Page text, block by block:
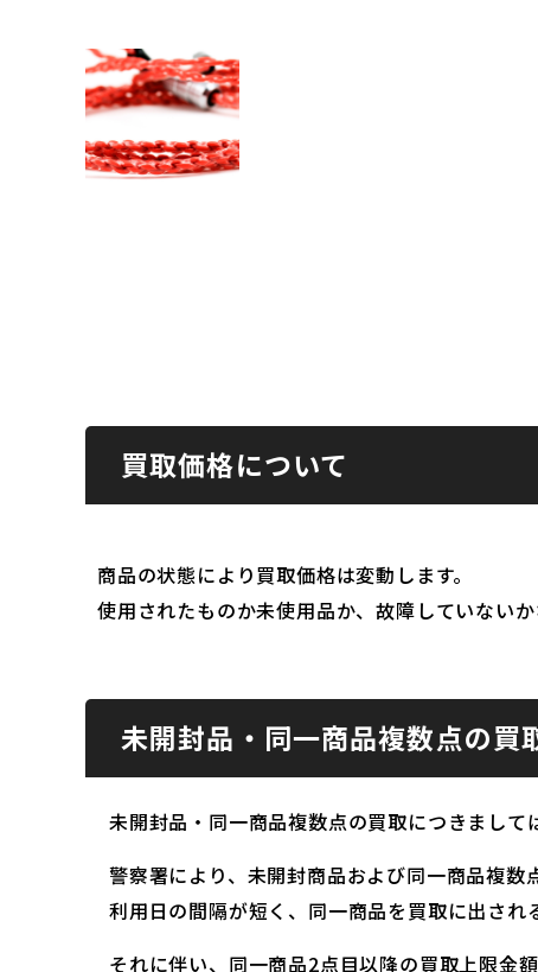
買取価格について
商品の状態により買取価格は変動します。
使用されたものか未使用品か、故障していない
未開封品・同一商品複数点の買
未開封品・同一商品複数点の買取につきまして
警察署により、未開封商品および同一商品複
利用日の間隔が短く、同一商品を買取に出され
それに伴い、同一商品2点目以降の買取上限金